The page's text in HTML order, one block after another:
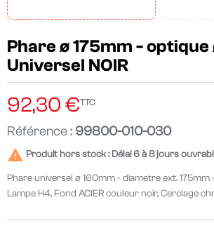
Phare ø 175mm -
Universel NOIR
92,30 €TTC
Référence : 99800-010-030
 Produit hors stock : Délai 6 à 8 jours
Phare universel ø 160mm - diametre ext. 175mm -
Lampe H4, Fond ACIER couleur noir, Cerclage